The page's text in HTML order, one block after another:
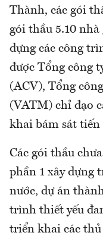
Thành, các gói
gói thầu 5.10
dựng các công
được Tổng công
(ACV), Tổng
(VATM) chỉ đạo
khai bám sát tiến
Các gói thầu
phần 1 xây dựng
nước, dự án
trình thiết yếu
triển khai các